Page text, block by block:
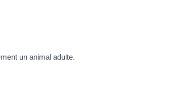
un animal adulte.